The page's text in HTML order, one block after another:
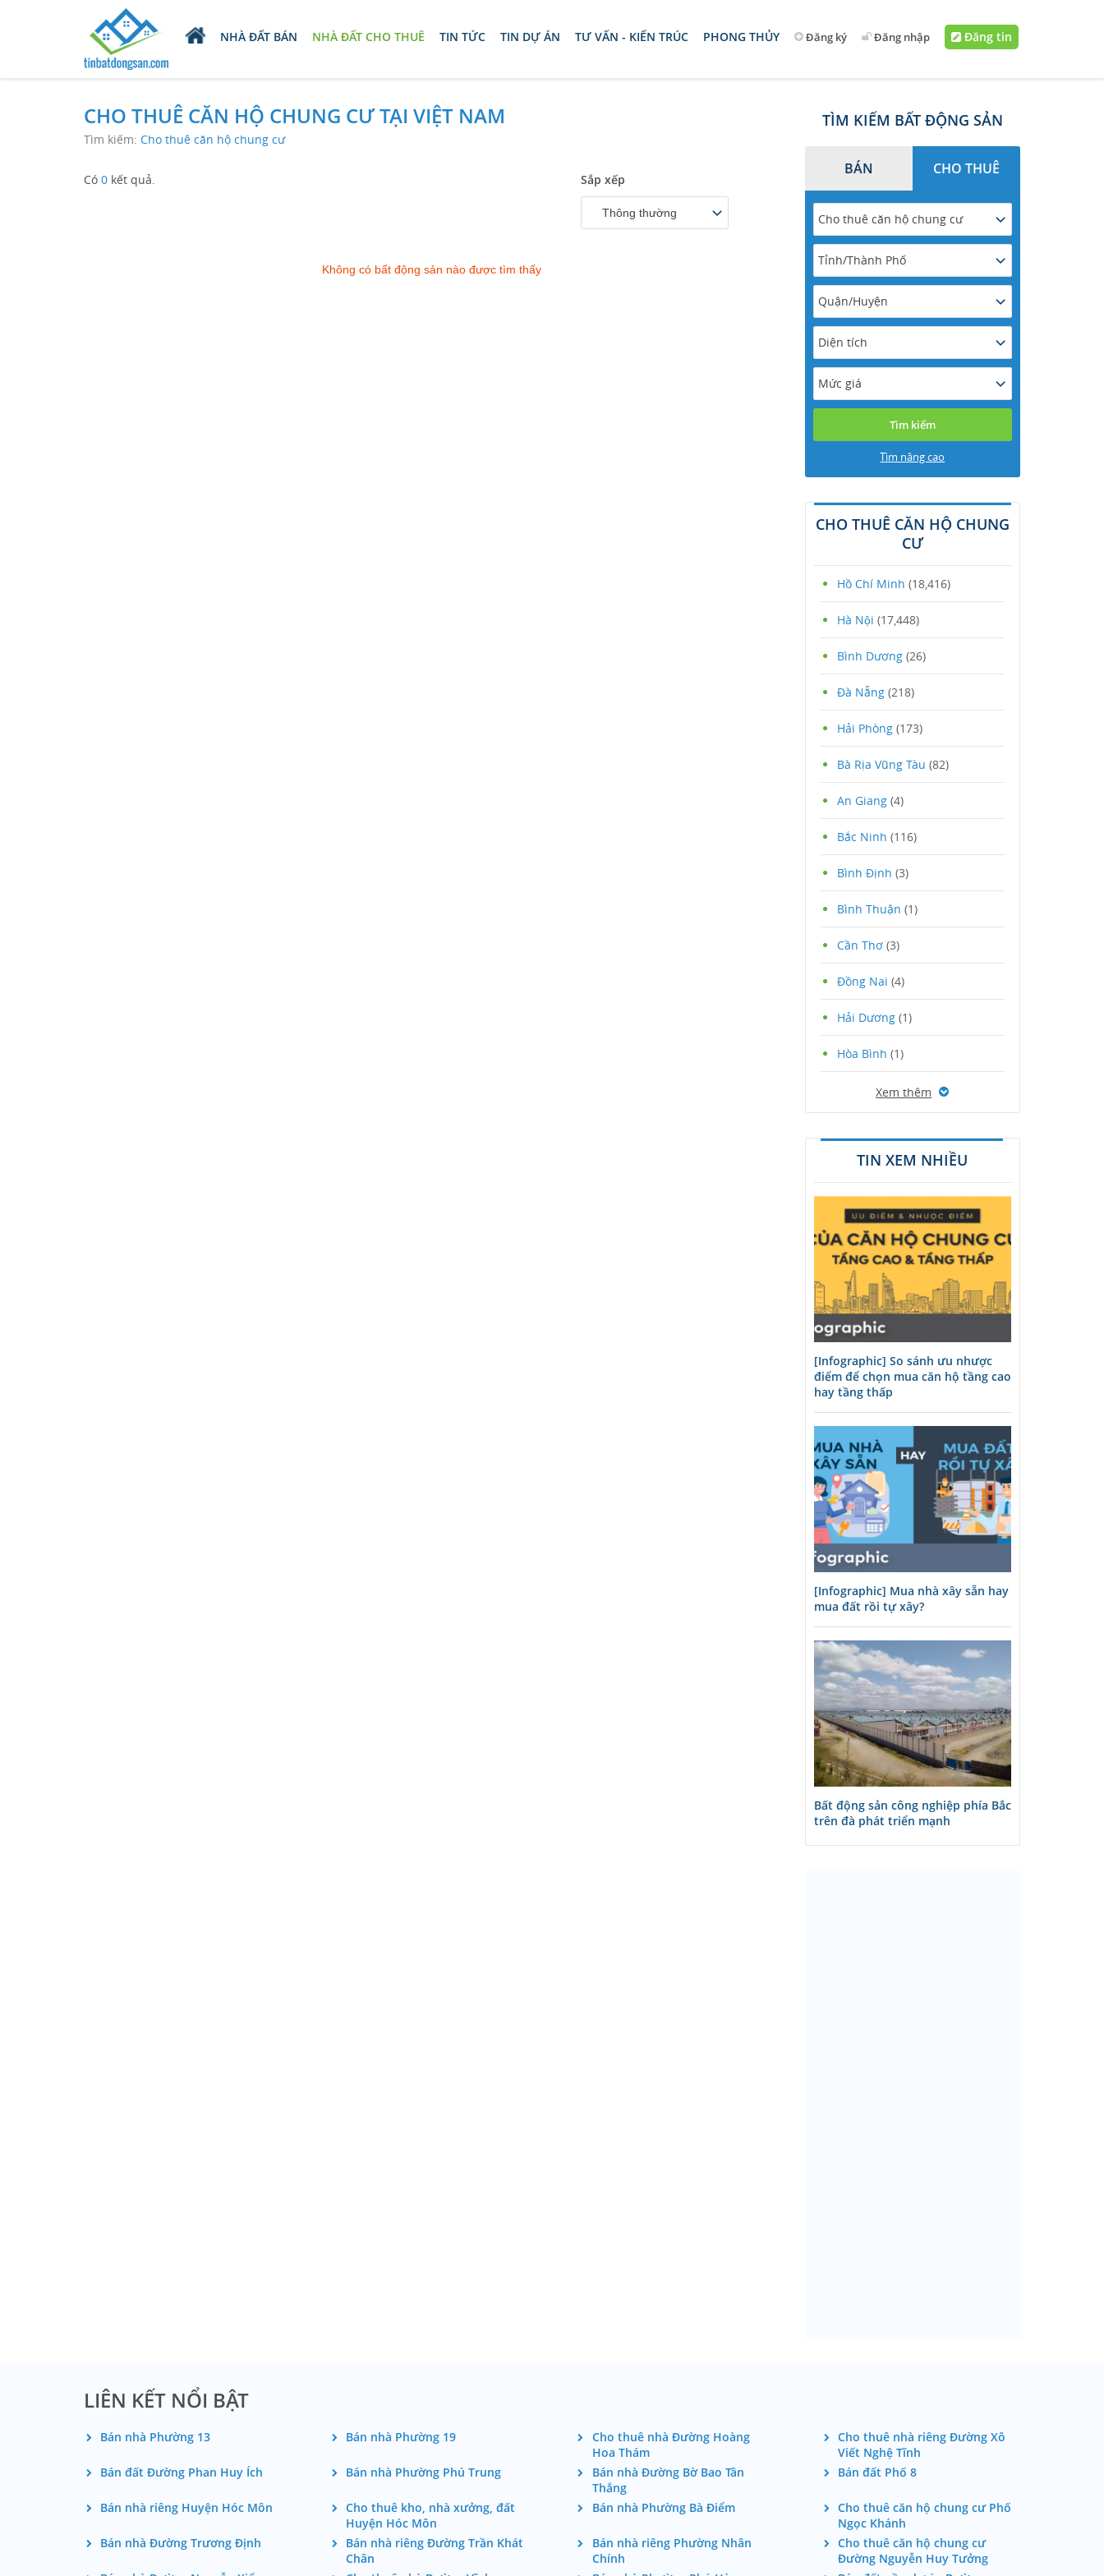
NHÀ ĐẤT BÁN NHÀ ĐẤT CHO THUÊ TIN TỨC TIN DỰ ÁN TƯ VẤN - KIẾN TRÚC PHONG THỦY Đăng ký Đăng nhập Đăng tin
CHO THUÊ CĂN HỘ CHUNG CƯ TẠI VIỆT NAM
Tìm kiếm: Cho thuê căn hộ chung cư
Có 0 kết quả. Sắp xếp
Thông thường
Không có bất động sản nào được tìm thấy
TÌM KIẾM BẤT ĐỘNG SẢN
BÁN CHO THUÊ
Cho thuê căn hộ chung cư
Tỉnh/Thành Phố
Quận/Huyện
Diện tích
Mức giá
Tìm nâng cao
CHO THUÊ CĂN HỘ CHUNG
CƯ
Hồ Chí Minh (18,416)
Hà Nội (17,448)
Bình Dương (26)
Đà Nẵng (218)
Hải Phòng (173)
Bà Rịa Vũng Tàu (82)
An Giang (4)
Bắc Ninh (116)
Bình Định (3)
Bình Thuận (1)
Cần Thơ (3)
Đồng Nai (4)
Hải Dương (1)
Hòa Bình (1)
Xem thêm
TIN XEM NHIỀU
[Infographic] So sánh ưu nhược
điểm để chọn mua căn hộ tầng cao
hay tầng thấp
[Infographic] Mua nhà xây sẵn hay
mua đất rồi tự xây?
Bất động sản công nghiệp phía Bắc
trên đà phát triển mạnh
LIÊN KẾT NỔI BẬT
Bán nhà Phường 13 Bán nhà Phường 19
Cho thuê nhà Đường Hoàng
Hoa Thám
Cho thuê nhà riêng Đường Xô
Viết Nghệ Tĩnh
Bán đất Đường Phan Huy Ích
Bán nhà Phường Phú Trung
Bán nhà Đường Bờ Bao Tân
Thắng
Bán đất Phố 8
Bán nhà riêng Huyện Hóc Môn
Cho thuê kho, nhà xưởng, đất
Huyện Hóc Môn
Bán nhà Phường Bà Điểm
Cho thuê căn hộ chung cư Phố
Ngọc Khánh
Bán nhà Đường Trương Định
Bán nhà riêng Đường Trần Khát
Chân
Bán nhà riêng Phường Nhân
Chính
Cho thuê căn hộ chung cư
Đường Nguyễn Huy Tưởng